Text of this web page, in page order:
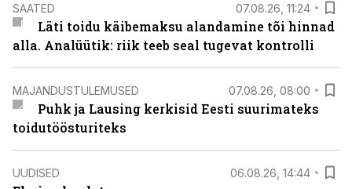
SAATED 07.08.26, 11:24
Läti toidu käibemaksu alandamine tõi hinnad
alla. Analüütik: riik teeb seal tugevat kontrolli
MAJANDUSTULEMUSED 07.08.26, 08:00
Puhk ja Lausing kerkisid Eesti suurimateks
toidutöösturiteks
UUDISED 06.08.26, 14:44